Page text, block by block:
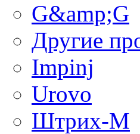
G&amp;G
Другие
Impinj
Urovo
Штрих-М